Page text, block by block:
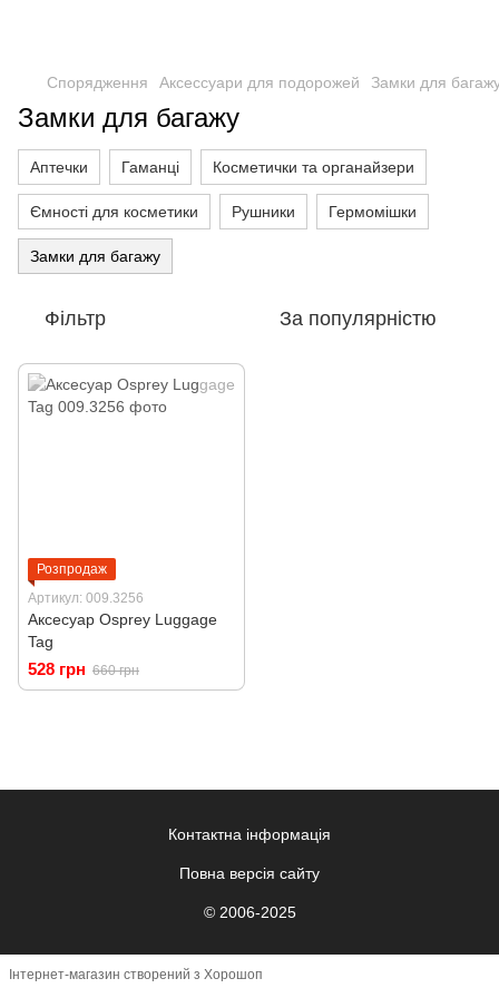
Спорядження Аксессуари для подорожей Замки для
Замки для багажу
Аптечки Гаманці Косметички та органайзери
Ємності для косметики Рушники Гермомішки
Замки для багажу
Фільтр За популярністю
Розпродаж
Артикул: 009.3256
Аксесуар Osprey Luggage
Tag
528 грн 660 грн
Контактна інформація
Повна версія сайту
© 2006-2025
Інтернет-магазин створений з Хорошоп